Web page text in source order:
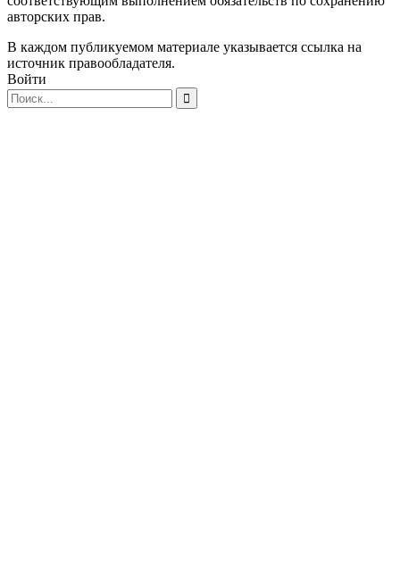
авторских прав.
В каждом публикуемом материале указывается ссылка на
источник правообладателя.
Войти